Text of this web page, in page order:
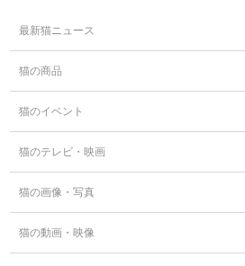
最新猫ニュース
猫の商品
猫のイベント
猫のテレビ・映画
猫の画像・写真
猫の動画・映像